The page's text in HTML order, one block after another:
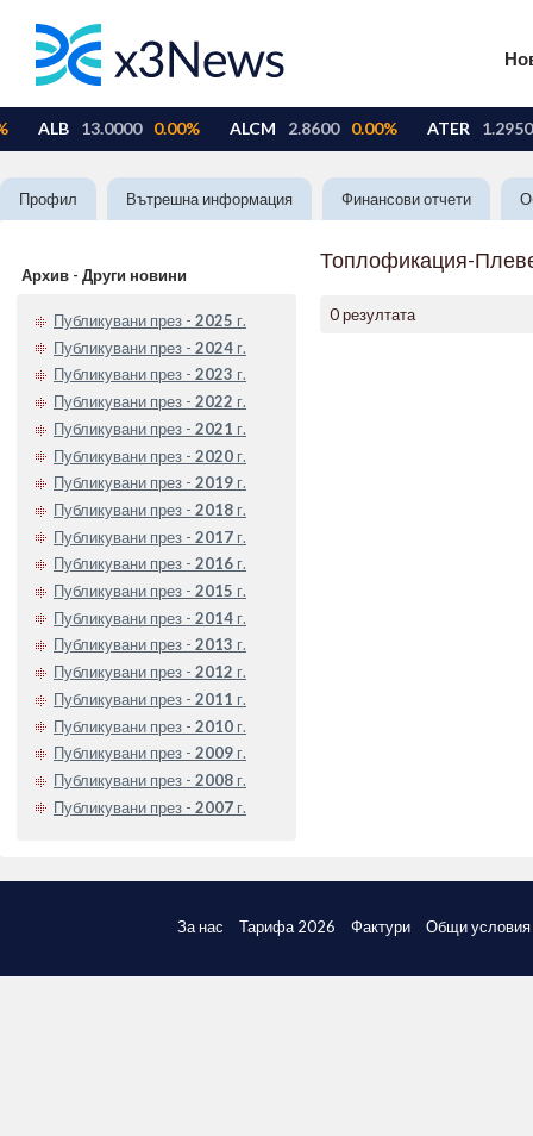
Профил Вътрешна информация Финансови отчети
Архив - Други новини
Публикувани през - 2025 г.
Публикувани през - 2024 г.
Публикувани през - 2023 г.
Публикувани през - 2022 г.
Публикувани през - 2021 г.
Публикувани през - 2020 г.
Публикувани през - 2019 г.
Публикувани през - 2018 г.
Публикувани през - 2017 г.
Публикувани през - 2016 г.
Публикувани през - 2015 г.
Публикувани през - 2014 г.
Публикувани през - 2013 г.
Публикувани през - 2012 г.
Публикувани през - 2011 г.
Публикувани през - 2010 г.
Публикувани през - 2009 г.
Публикувани през - 2008 г.
Публикувани през - 2007 г.
Топлофикация-
0 резултата
За нас Тарифа 2026 Фактури Общи условия